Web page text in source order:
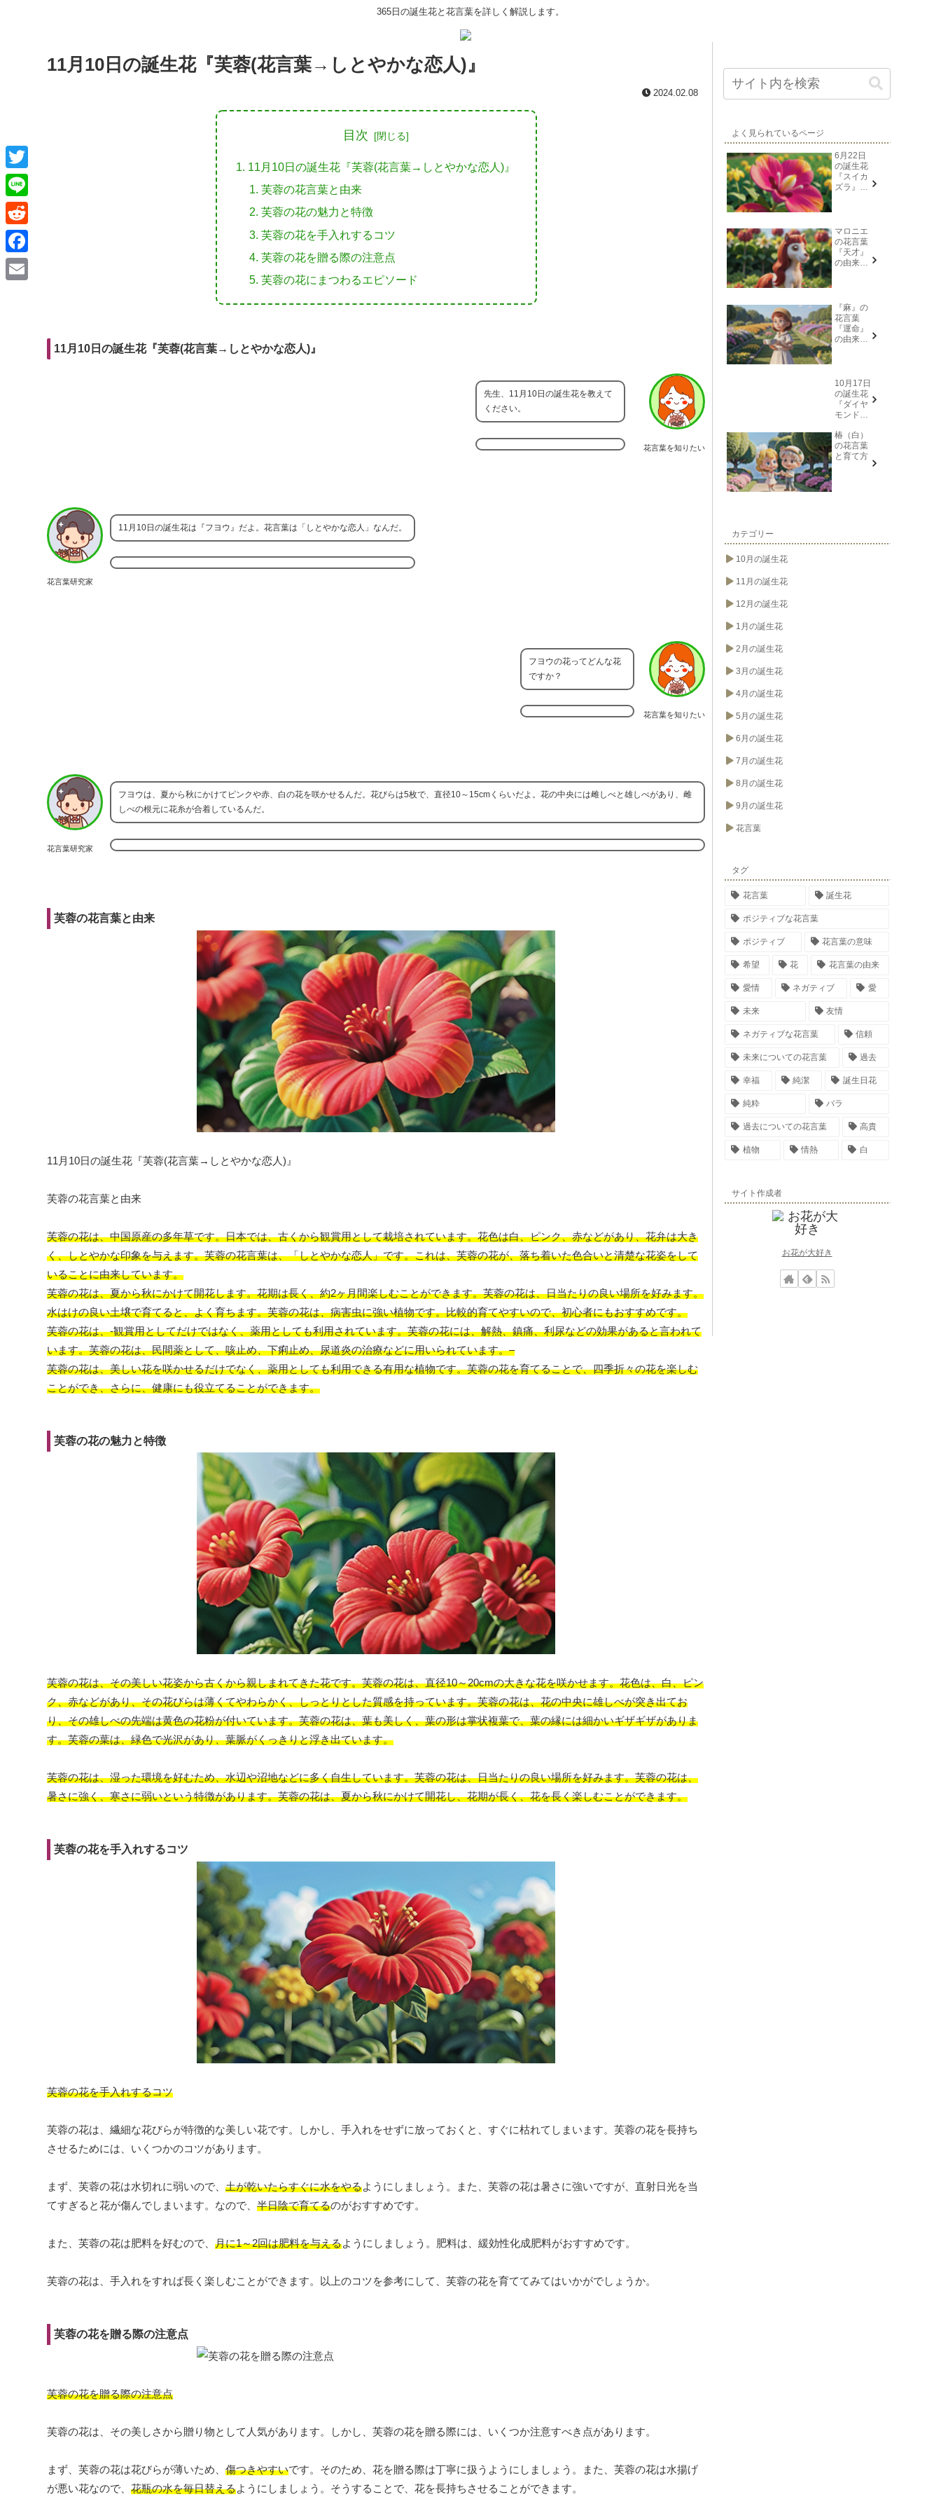
365日の誕生花と花言葉を詳しく解説します。
11月10日の誕生花『芙蓉(花言葉→しとやかな恋人)』
2024.02.08
目次
11月10日の誕生花『芙蓉(花言葉→しとやかな恋人)』
芙蓉の花言葉と由来
芙蓉の花の魅力と特徴
芙蓉の花を手入れするコツ
芙蓉の花を贈る際の注意点
芙蓉の花にまつわるエピソード
11月10日の誕生花『芙蓉(花言葉→しとやかな恋人)』
花言葉を知りたい
先生、11月10日の誕生花を教えて
ください。
花言葉研究家
11月10日の誕生花は『フヨウ』だよ。花言葉は「しとやかな恋人」なんだ。
花言葉を知りたい
フヨウの花ってどんな花
ですか？
花言葉研究家
フヨウは、夏から秋にかけてピンクや赤、白の花を咲かせるんだ。花びらは5枚で、直径10～15cmくらいだよ。花の中央には雌しべと雄しべがあり、雌
しべの根元に花糸が合着しているんだ。
芙蓉の花言葉と由来
11月10日の誕生花『芙蓉(花言葉→しとやかな恋人)』
芙蓉の花言葉と由来
芙蓉の花は、中国原産の多年草です。日本では、古くから観賞用として栽培されています。花色は白、ピンク、赤などがあり、花弁は大き
く、しとやかな印象を与えます。芙蓉の花言葉は、「しとやかな恋人」です。これは、芙蓉の花が、落ち着いた色合いと清楚な花姿をして
いることに由来しています。
芙蓉の花は、夏から秋にかけて開花します。花期は長く、約2ヶ月間楽しむことができます。芙蓉の花は、日当たりの良い場所を好みます。
水はけの良い土壌で育てると、よく育ちます。芙蓉の花は、病害虫に強い植物です。比較的育てやすいので、初心者にもおすすめです。
芙蓉の花は、-観賞用としてだけではなく、薬用としても利用されています。芙蓉の花には、解熱、鎮痛、利尿などの効果があると言われて
います。芙蓉の花は、民間薬として、咳止め、下痢止め、尿道炎の治療などに用いられています。–
芙蓉の花は、美しい花を咲かせるだけでなく、薬用としても利用できる有用な植物です。芙蓉の花を育てることで、四季折々の花を楽しむ
ことができ、さらに、健康にも役立てることができます。
芙蓉の花の魅力と特徴
芙蓉の花は、その美しい花姿から古くから親しまれてきた花です。芙蓉の花は、直径10～20cmの大きな花を咲かせます。花色は、白、ピン
ク、赤などがあり、その花びらは薄くてやわらかく、しっとりとした質感を持っています。芙蓉の花は、花の中央に雄しべが突き出てお
り、その雄しべの先端は黄色の花粉が付いています。芙蓉の花は、葉も美しく、葉の形は掌状複葉で、葉の縁には細かいギザギザがありま
す。芙蓉の葉は、緑色で光沢があり、葉脈がくっきりと浮き出ています。
芙蓉の花は、湿った環境を好むため、水辺や沼地などに多く自生しています。芙蓉の花は、日当たりの良い場所を好みます。芙蓉の花は、
暑さに強く、寒さに弱いという特徴があります。芙蓉の花は、夏から秋にかけて開花し、花期が長く、花を長く楽しむことができます。
芙蓉の花を手入れするコツ
芙蓉の花を手入れするコツ
芙蓉の花は、繊細な花びらが特徴的な美しい花です。しかし、手入れをせずに放っておくと、すぐに枯れてしまいます。芙蓉の花を長持ち
させるためには、いくつかのコツがあります。
まず、芙蓉の花は水切れに弱いので、 土が乾いたらすぐに水をやるようにしましょう。また、芙蓉の花は暑さに強いですが、直射日光を当
てすぎると花が傷んでしまいます。なので、 半日陰で育てるのがおすすめです。
また、芙蓉の花は肥料を好むので、 月に1～2回は肥料を与えるようにしましょう。肥料は、緩効性化成肥料がおすすめです。
芙蓉の花は、手入れをすれば長く楽しむことができます。以上のコツを参考にして、芙蓉の花を育ててみてはいかがでしょうか。
芙蓉の花を贈る際の注意点
芙蓉の花を贈る際の注意点
芙蓉の花は、その美しさから贈り物として人気があります。しかし、芙蓉の花を贈る際には、いくつか注意すべき点があります。
まず、芙蓉の花は花びらが薄いため、 傷つきやすいです。そのため、花を贈る際は丁寧に扱うようにしましょう。また、芙蓉の花は水揚げ
が悪い花なので、 花瓶の水を毎日替えるようにしましょう。そうすることで、花を長持ちさせることができます。
よく見られているページ
6月22日
の誕生花
『スイカ
ズラ』花
マロニエ
の花言葉
『天才』
の由来と
『麻』の
花言葉
『運命』
の由来と
10月17日
の誕生花
『ダイヤ
モンドリ
葉→また
会う日を
楽しみ
椿（白）
の花言葉
と育て方
カテゴリー
10月の誕生花
11月の誕生花
12月の誕生花
1月の誕生花
2月の誕生花
3月の誕生花
4月の誕生花
5月の誕生花
6月の誕生花
7月の誕生花
8月の誕生花
9月の誕生花
花言葉
タグ
花言葉 誕生花
ポジティブな花言葉
ポジティブ 花言葉の意味
希望 花 花言葉の由来
愛情 ネガティブ 愛
未来 友情
ネガティブな花言葉 信頼
未来についての花言葉 過去
幸福 純潔 誕生日花
純粋 バラ
過去についての花言葉 高貴
植物 情熱 白
サイト作成者
お花が大好き
T
w
i
t
L
i
n
e
R
e
d
F